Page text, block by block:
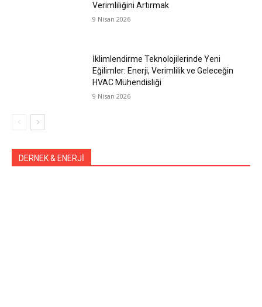
Verimliliğini Artırmak
9 Nisan 2026
İklimlendirme Teknolojilerinde Yeni
Eğilimler: Enerji, Verimlilik ve Geleceğin
HVAC Mühendisliği
9 Nisan 2026
DERNEK & ENERJİ